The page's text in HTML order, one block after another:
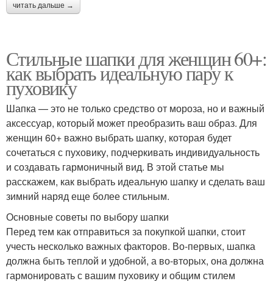
читать дальше →
Стильные шапки для женщин 60+:
как выбрать идеальную пару к
пуховику
Шапка — это не только средство от мороза, но и важный
аксессуар, который может преобразить ваш образ. Для
женщин 60+ важно выбрать шапку, которая будет
сочетаться с пуховику, подчеркивать индивидуальность
и создавать гармоничный вид. В этой статье мы
расскажем, как выбрать идеальную шапку и сделать ваш
зимний наряд еще более стильным.
Основные советы по выбору шапки
Перед тем как отправиться за покупкой шапки, стоит
учесть несколько важных факторов. Во-первых, шапка
должна быть теплой и удобной, а во-вторых, она должна
гармонировать с вашим пуховику и общим стилем